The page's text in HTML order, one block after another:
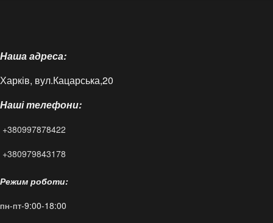
Доставка і оплата
Контакти
Статті
FAQ
Наша адреса:
Харків, вул.Кацарська,20
Наші телефони:
+380997878422
+380979843178
Режим роботи:
пн-пт-9:00-18:00